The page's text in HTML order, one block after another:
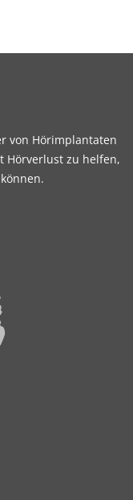
von Hörimplantaten
Hörverlust zu helfen,